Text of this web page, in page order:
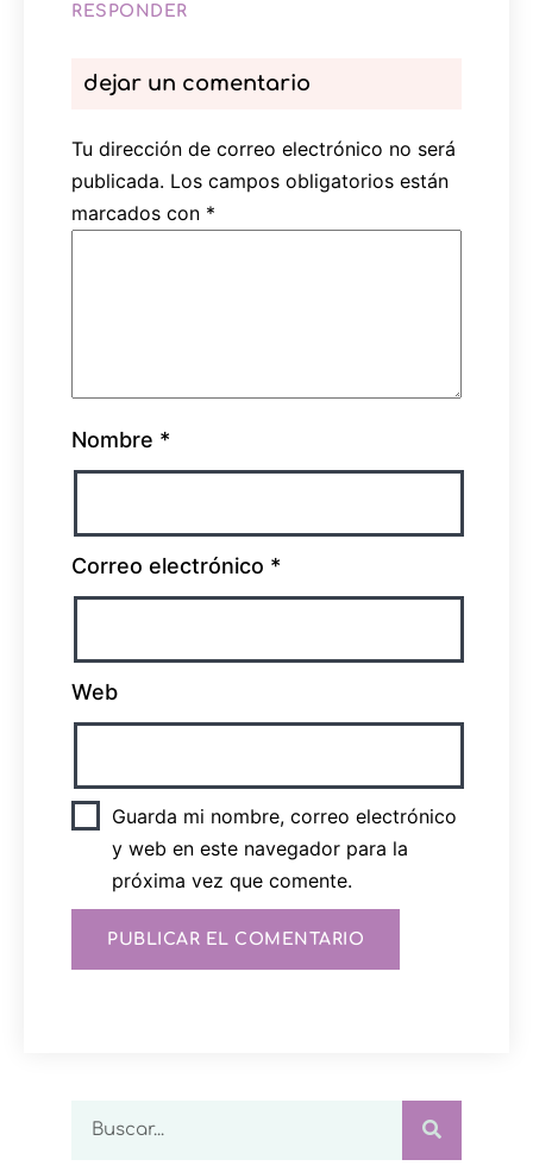
RESPONDER
dejar un comentario
Tu dirección de correo electrónico no será
publicada. Los campos obligatorios están
marcados con *
Nombre *
Correo electrónico *
Web
Guarda mi nombre, correo electrónico
y web en este navegador para la
próxima vez que comente.